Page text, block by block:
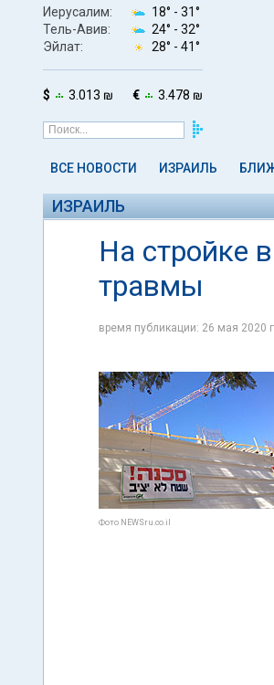
Иерусалим: 18° - 31°
Тель-Авив:
24° - 32°
Эйлат:
28° - 41°
$ 3.013 ₪ € 3.478 ₪
ВСЕ НОВОСТИ ИЗРАИЛЬ
ИЗРАИЛЬ
На стройке
травмы
время публикации: 26 мая 2020
Фото NEWSru.co.il